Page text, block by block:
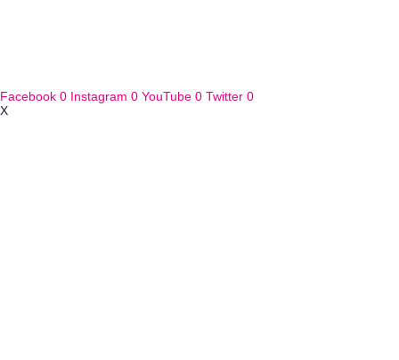
Facebook 0 Instagram 0 YouTube 0 Twitter 0
X